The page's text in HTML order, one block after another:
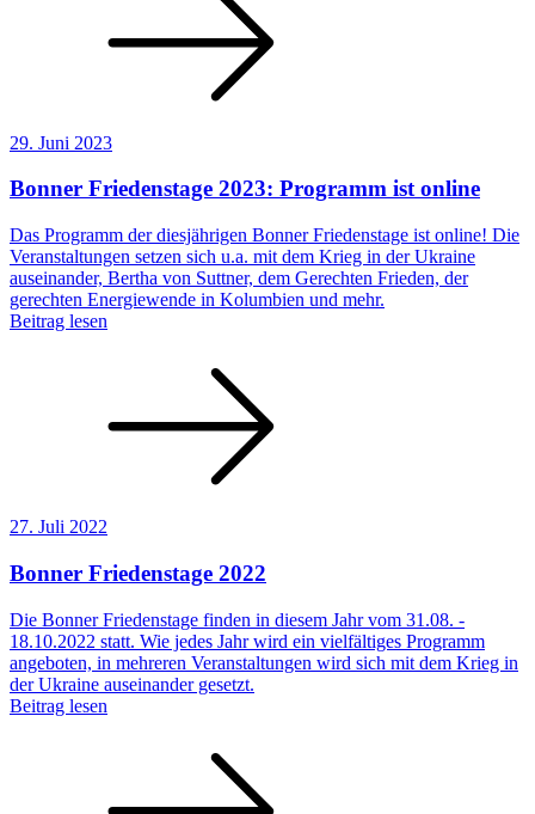
29. Juni 2023
Bonner Friedenstage 2023: Programm ist online
Das Programm der diesjährigen Bonner Friedenstage ist online! Die
Veranstaltungen setzen sich u.a. mit dem Krieg in der Ukraine
auseinander, Bertha von Suttner, dem Gerechten Frieden, der
gerechten Energiewende in Kolumbien und mehr.
Beitrag lesen
27. Juli 2022
Bonner Friedenstage 2022
Die Bonner Friedenstage finden in diesem Jahr vom 31.08. -
18.10.2022 statt. Wie jedes Jahr wird ein vielfältiges Programm
angeboten, in mehreren Veranstaltungen wird sich mit dem Krieg in
der Ukraine auseinander gesetzt.
Beitrag lesen